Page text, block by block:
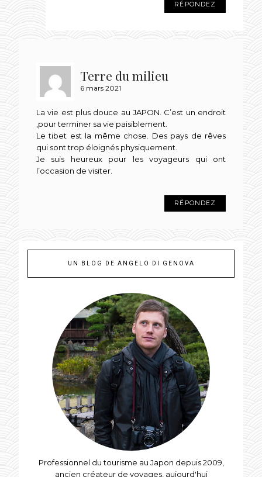
RÉPONDEZ
Terre du milieu
6 mars 2021
La vie est plus douce au JAPON. C’est un endroit
,pour terminer sa vie paisiblement.
Le tibet est la même chose. Des pays de rêves
qui sont trop éloignés physiquement.
Je suis heureux pour les voyageurs qui ont
l’occasion de visiter.
RÉPONDEZ
UN BLOG DE ANGELO DI GENOVA
Professionnel du tourisme au Japon depuis 2009,
ancien créateur de voyages, aujourd'hui